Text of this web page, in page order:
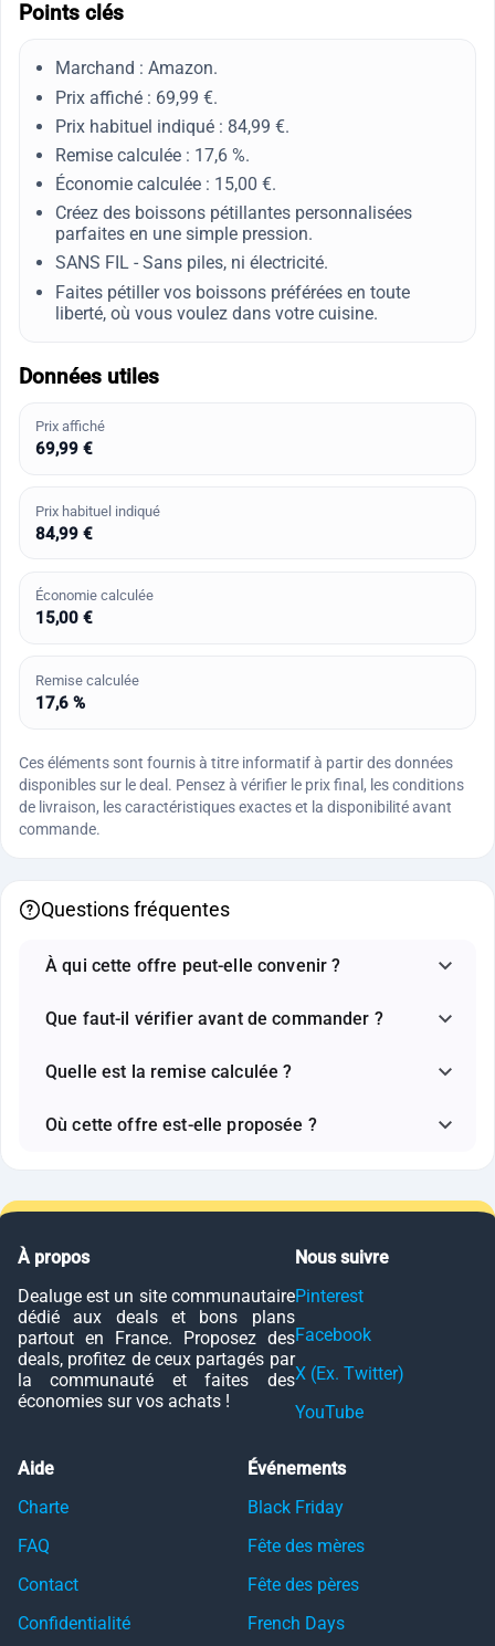
Points clés
Marchand : Amazon.
Prix affiché : 69,99 €.
Prix habituel indiqué : 84,99 €.
Remise calculée : 17,6 %.
Économie calculée : 15,00 €.
Créez des boissons pétillantes personnalisées
parfaites en une simple pression.
SANS FIL - Sans piles, ni électricité.
Faites pétiller vos boissons préférées en toute
liberté, où vous voulez dans votre cuisine.
Données utiles
Prix affiché
69,99 €
Prix habituel indiqué
84,99 €
Économie calculée
15,00 €
Remise calculée
17,6 %
Ces éléments sont fournis à titre informatif à partir des données
disponibles sur le deal. Pensez à vérifier le prix final, les conditions
de livraison, les caractéristiques exactes et la disponibilité avant
commande.
Questions fréquentes
À qui cette offre peut-elle convenir ?
Que faut-il vérifier avant de commander ?
Quelle est la remise calculée ?
Où cette offre est-elle proposée ?
À propos
Dealuge est un site communautaire
dédié aux deals et bons plans
partout en France. Proposez des
deals, profitez de ceux partagés par
la communauté et faites des
économies sur vos achats !
Nous suivre
Pinterest
Facebook
X (Ex. Twitter)
YouTube
Aide
Charte
FAQ
Contact
Confidentialité
Événements
Black Friday
Fête des mères
Fête des pères
French Days